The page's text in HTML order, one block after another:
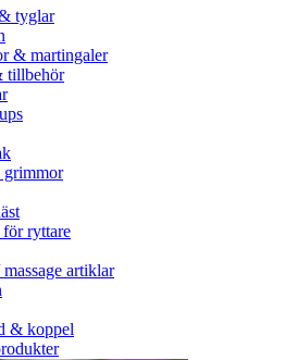
tyglar
& martingaler
tillbehör
grimmor
ryttare
artiklar
& koppel